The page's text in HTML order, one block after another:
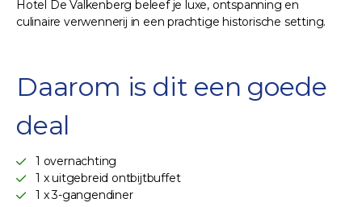
Hotel De Valkenberg beleef je luxe, ontspanning en
culinaire verwennerij in een prachtige historische setting.
Daarom is dit een goede
deal
1 overnachting
1 x uitgebreid ontbijtbuffet
1 x 3-gangendiner